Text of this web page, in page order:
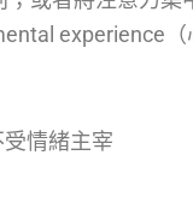
experience
情緒主宰